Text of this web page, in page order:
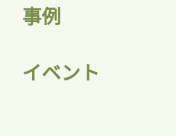
事例
イベント